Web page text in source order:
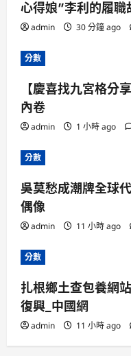
心得娘”李利的履職
admin 30 分鐘 ago
分數
【慶喜找九宮格分
內卷
admin 1 小時 ago
分數
吳莫愁成潮牌全球
偶像
admin 11 小時 ago
分數
扎根鄉土查包養網
復興_中國網
admin 11 小時 ago